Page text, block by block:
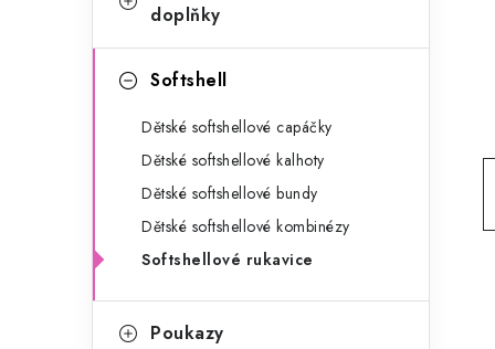
a
a
n
r
doplňky
Softshell
Dětské softshellové capáčky
Dětské softshellové kalhoty
Dětské softshellové bundy
Dětské softshellové kombinézy
Softshellové rukavice
Poukazy